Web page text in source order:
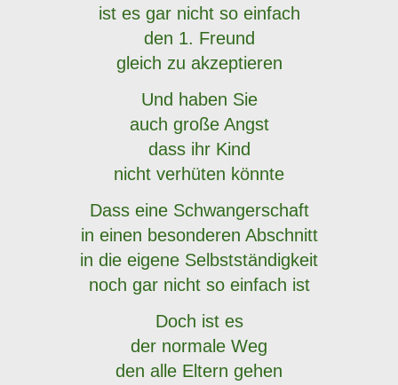
ist es gar nicht so einfach
den 1. Freund
gleich zu akzeptieren
Und haben Sie
auch große Angst
dass ihr Kind
nicht verhüten könnte
Dass eine Schwangerschaft
in einen besonderen Abschnitt
in die eigene Selbstständigkeit
noch gar nicht so einfach ist
Doch ist es
der normale Weg
den alle Eltern gehen